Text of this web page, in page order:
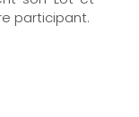
participant.